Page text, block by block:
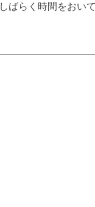
しばらく時間をおい